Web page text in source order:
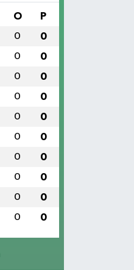
O P
0 0
0 0
0 0
0 0
0 0
0 0
0 0
0 0
0 0
0 0